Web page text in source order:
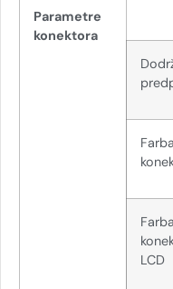
Parametre
konektora
LCD